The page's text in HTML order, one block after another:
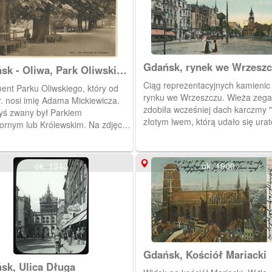
- Oliwa, Park Oliwski
Mickiewicza
Parku Oliwskiego, który od
nosi imię Adama Mickiewicza.
zwany był Parkiem
lub Królewskim. Na zdjęciu
pod którymi ustawiono
znużonych spacerowiczów.
w obiegu od 6 III 1934 r.
Gdańsk, rynek we
Ciąg reprezentacyjnych
rynku we Wrzeszczu. Wieża
zdobiła wcześniej dach karczmy
złotym lwem, którą udało się
ok. 1940
Ulica Długa
ok. 1900
Gdańsk, Kościół Mariacki